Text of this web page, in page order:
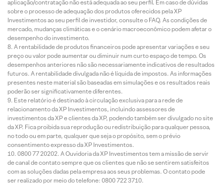
aplicação/contratação não está adequada ao seu perfil. Em caso de dúvidas
sobre o processo de adequação dos produtos oferecidos pela XP
Investimentos ao seu perfil de investidor, consulte o FAQ. As condições de
mercado, mudanças climáticas e o cenário macroeconômico podem afetar o
desempenho do investimento.
A rentabilidade de produtos financeiros pode apresentar variações e seu
preço ou valor pode aumentar ou diminuir num curto espaço de tempo. Os
desempenhos anteriores não são necessariamente indicativos de resultados
futuros. A rentabilidade divulgada não é líquida de impostos. As informações
presentes neste material são baseadas em simulações e os resultados reais
poderão ser significativamente diferentes.
Este relatório é destinado à circulação exclusiva para a rede de
relacionamento da XP Investimentos, incluindo assessores de
investimentos da XP e clientes da XP, podendo também ser divulgado no site
da XP. Fica proibida sua reprodução ou redistribuição para qualquer pessoa,
no todo ou em parte, qualquer que seja o propósito, sem o prévio
consentimento expresso da XP Investimentos.
0800 77 20202. A Ouvidoria da XP Investimentos tem a missão de servir
de canal de contato sempre que os clientes que não se sentirem satisfeitos
com as soluções dadas pela empresa aos seus problemas. O contato pode
ser realizado por meio do telefone: 0800 722 3710.